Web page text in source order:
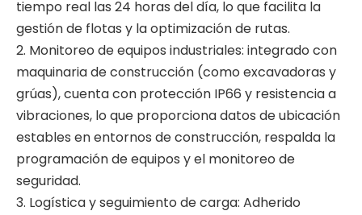
tiempo real las 24 horas del día, lo que facilita la
gestión de flotas y la optimización de rutas.
2. Monitoreo de equipos industriales: integrado con
maquinaria de construcción (como excavadoras y
grúas), cuenta con protección IP66 y resistencia a
vibraciones, lo que proporciona datos de ubicación
estables en entornos de construcción, respalda la
programación de equipos y el monitoreo de
seguridad.
3. Logística y seguimiento de carga: Adherido